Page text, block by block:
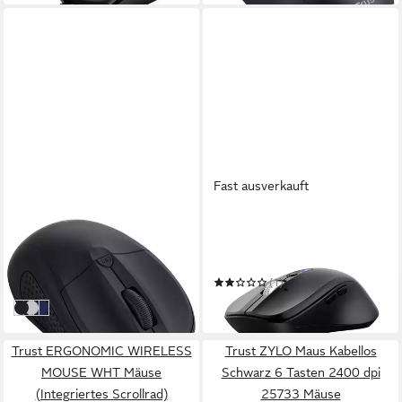
TRUST
optische Funkmaus 24794
ab 17,49 €
in 2-3 Werktagen bei dir
Schwarz
Weiß
Blau
Fast ausverkauft
Mäuse
(1)
ab 34,94 €
in 3-4 Werktagen bei dir
Trust ERGONOMIC WIRELESS
MOUSE WHT Mäuse
(Integriertes Scrollrad)
Trust ZYLO Maus Kabellos
Schwarz 6 Tasten 2400 dpi
25733 Mäuse